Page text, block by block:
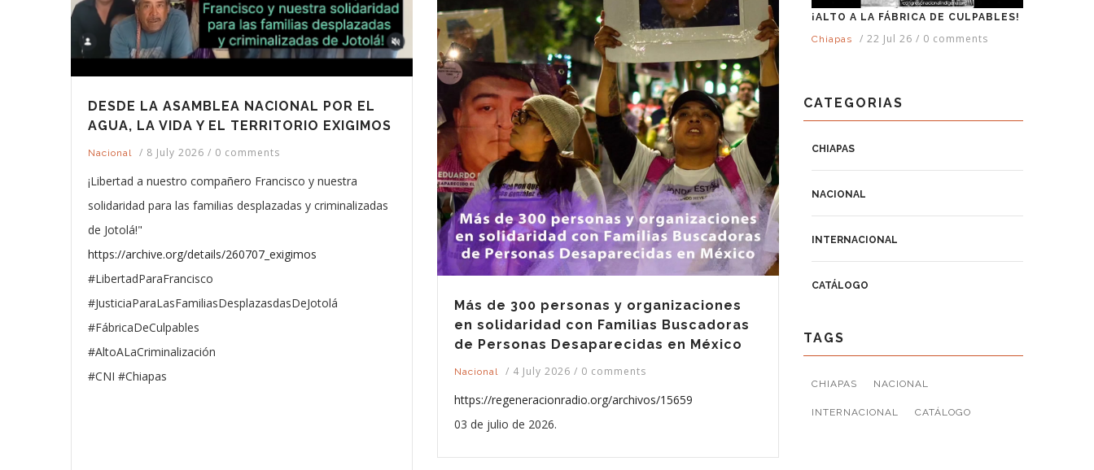
DESDE LA ASAMBLEA NACIONAL POR EL
AGUA, LA VIDA Y EL TERRITORIO EXIGIMOS
Nacional / 8 July 2026 / 0 comments
¡Libertad a nuestro compañero Francisco y nuestra
solidaridad para las familias desplazadas y criminalizadas
de Jotolá!"
https://archive.org/details/260707_exigimos
#LibertadParaFrancisco
#JusticiaParaLasFamiliasDesplazasdasDeJotolá
#FábricaDeCulpables
#AltoALaCriminalización
#CNI #Chiapas
Más de 300 personas y organizaciones
en solidaridad con Familias Buscadoras
de Personas Desaparecidas en México
Nacional / 4 July 2026 / 0 comments
https://regeneracionradio.org/archivos/15659
03 de julio de 2026.
¡ALTO A LA FÁBRICA DE CULPABLES!
Chiapas
/ 22 Jul 26 / 0 comments
CATEGORIAS
CHIAPAS
NACIONAL
INTERNACIONAL
CATÁLOGO
TAGS
CHIAPAS NACIONAL
INTERNACIONAL CATÁLOGO